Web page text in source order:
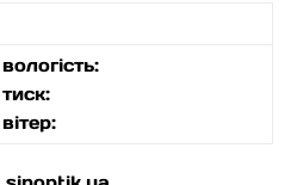
вологість:
тиск:
вітер: